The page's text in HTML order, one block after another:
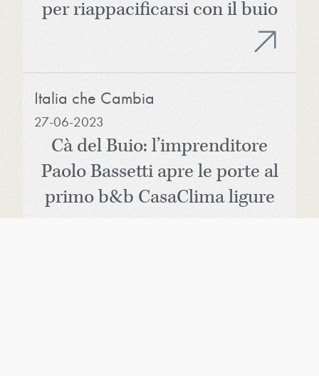
per riappacificarsi con il buio
Italia che Cambia
27-06-2023
Cà del Buio: l’imprenditore
Paolo Bassetti apre le porte al
primo b&b CasaClima ligure